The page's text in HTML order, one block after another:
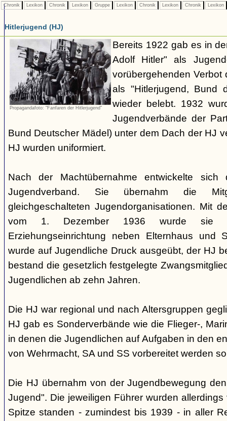
Chronik Lexikon Chronik Lexikon Gruppe Lexikon Chronik Lexikon Chronik Lexikon
Hitlerjugend (HJ)
Propagandafoto: "Fanfaren der Hitlerjugend"
Bereits 1922 gab es in
Adolf Hitler" als
vorübergehenden Verbot
als "Hitlerjugend, Bund
wieder belebt. 1932
Jugendverbände der
Bund Deutscher Mädel) unter dem Dach der HJ
HJ wurden uniformiert.
Nach der Machtübernahme entwickelte
Jugendverband. Sie übernahm die
gleichgeschalteten Jugendorganisationen. Mit
vom 1. Dezember 1936 wurde sie
Erziehungseinrichtung neben Elternhaus und
wurde auf Jugendliche Druck ausgeübt, der HJ
bestand die gesetzlich festgelegte
Jugendlichen ab zehn Jahren.
Die HJ war regional und nach Altersgruppen
HJ gab es Sonderverbände wie die Flieger-,
in denen die Jugendlichen auf Aufgaben in den
von Wehrmacht, SA und SS vorbereitet werden
Die HJ übernahm von der Jugendbewegung
Jugend". Die jeweiligen Führer wurden
Spitze standen - zumindest bis 1939 - in aller